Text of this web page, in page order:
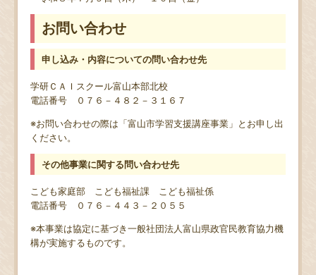
お問い合わせ
申し込み・内容についての問い合わせ先
学研ＣＡＩスクール富山本部北校
電話番号 ０７６－４８２－３１６７
※お問い合わせの際は「富山市学習支援講座事業」とお申し出
ください。
その他事業に関する問い合わせ先
こども家庭部 こども福祉課 こども福祉係
電話番号 ０７６－４４３－２０５５
※本事業は協定に基づき一般社団法人富山県政官民教育協力機
構が実施するものです。